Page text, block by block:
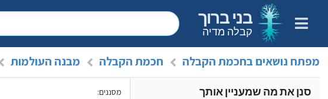
בני ברוך
קבלה מדיה
מפתח נושאים בחכמת הקבלה חכמת הקבלה מבנה העולמות
סנן את מה שמעניין אותך מסננים: